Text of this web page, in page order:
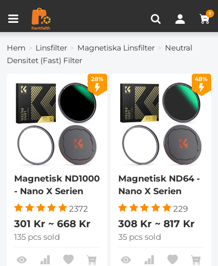
0
Hem Linsfilter Magnetiska Linsfilter
Neutral
Densitet (Fast) Filter
28%
Magnetisk ND1000
- Nano X Serien
2372
301 Kr ~ 668 Kr
135 pcs sold
48%
Magnetisk ND64 -
Nano X Serien
229
308 Kr ~ 817 Kr
35 pcs sold